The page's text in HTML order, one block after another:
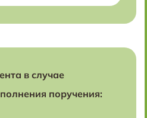
в случае
поручения: